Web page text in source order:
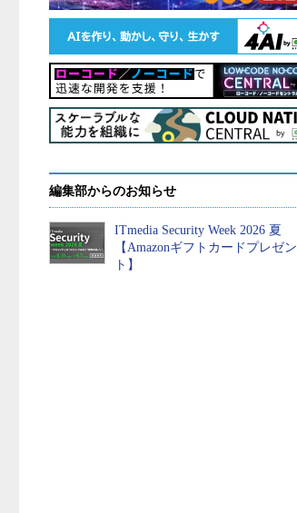
編集部からのお知らせ
ITmedia Security Week 2026 夏
【Amazonギフトカードプレゼン
ト】